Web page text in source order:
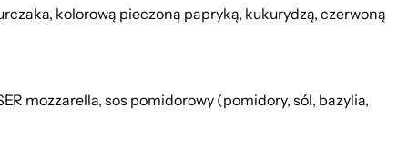
kolorową pieczoną papryką, kukurydzą, czerwoną
mozzarella, sos pomidorowy (pomidory, sól, bazylia,